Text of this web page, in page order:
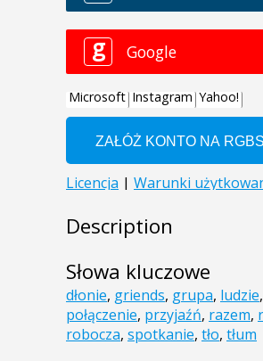
Description
Słowa kluczowe
dłonie, griends, grupa, ludzie,
połączenie, przyjaźń, razem,
robocza, spotkanie, tło, tłum